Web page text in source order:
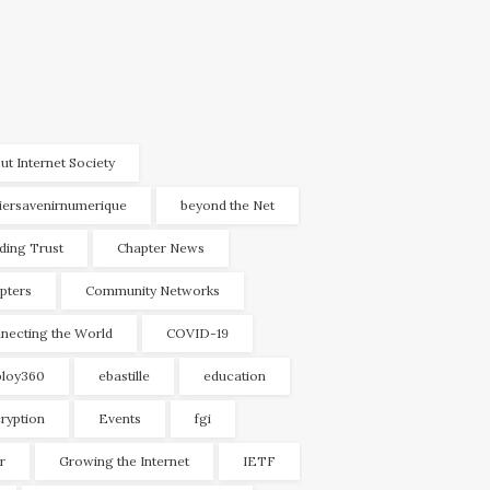
Internet Society
beyond the Net
Trust Chapter News
Community Networks
the World COVID-19
ebastille education
Events fgi
Growing the Internet IETF